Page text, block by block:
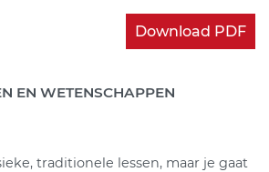
Download PDF
EN WETENSCHAPPEN
traditionele lessen, maar je gaat